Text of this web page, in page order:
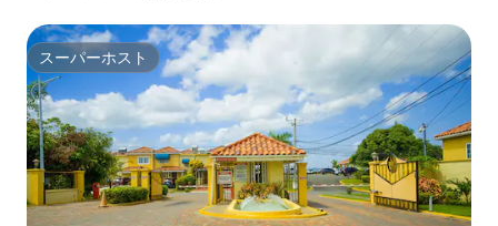
スーパーホスト
スーパーホスト